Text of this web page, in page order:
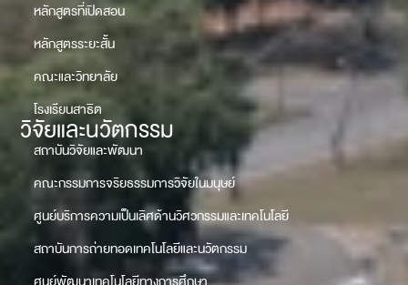
หลักสูตรที่เปิดสอน
หลักสูตรระยะสั้น
คณะและวิทยาลัย
โรงเรียนสาธิต
วิจัยและนวัตกรรม
สถาบันวิจัยและพัฒนา
คณะกรรมการจริยธรรมการวิจัยในมนุษย์
ศูนย์บริการความเป็นเลิศด้านวิศวกรรมและเทคโนโลยี
สถาบันการถ่ายทอดเทคโนโลยีและนวัตกรรม